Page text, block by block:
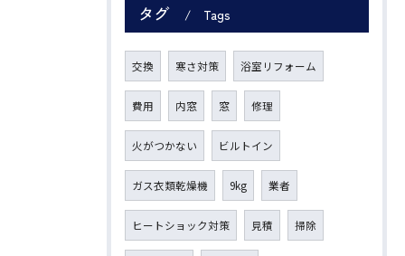
タグ Tags
交換 寒さ対策 浴室リフォーム
費用 内窓 窓 修理
火がつかない ビルトイン
ガス衣類乾燥機 9kg 業者
ヒートショック対策 見積 掃除